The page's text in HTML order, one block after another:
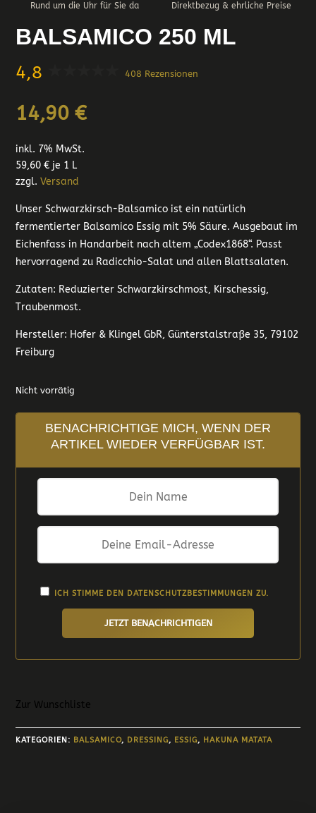
BALSAMICO 250 ML
4,8 408 Rezensionen
14,90€
inkl. 7% MwSt.
59,60€ je 1 L
zzgl.Versand
Unser Schwarzkirsch-Balsamico ist ein natürlich
fermentierter Balsamico Essig mit 5% Säure. Ausgebaut im
Eichenfass in Handarbeit nach altem „Codex1868“. Passt
hervorragend zu Radicchio-Salat und allen Blattsalaten.
Zutaten: Reduzierter Schwarzkirschmost, Kirschessig,
Traubenmost.
Hersteller: Hofer & Klingel GbR, Günterstalstraße 35, 79102
Freiburg
Nicht vorrätig
BENACHRICHTIGE MICH, WENN DER
ARTIKEL WIEDER VERFÜGBAR IST.
ICH STIMME DEN DATENSCHUTZBESTIMMUNGEN ZU.
JETZT BENACHRICHTIGEN
Zur Wunschliste
KATEGORIEN: BALSAMICO, DRESSING, ESSIG, HAKUNA MATATA
Rund um die Uhr für Sie da Direktbezug & ehrliche Preise